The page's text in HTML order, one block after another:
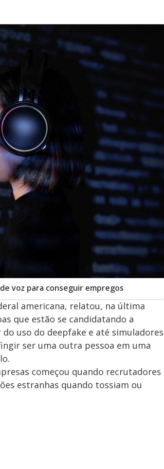
voz para conseguir empregos
americana, relatou, na última
que estão se candidatando a
uso do deepfake e até simuladores
ser uma outra pessoa em uma
começou quando recrutadores
estranhas quando tossiam ou